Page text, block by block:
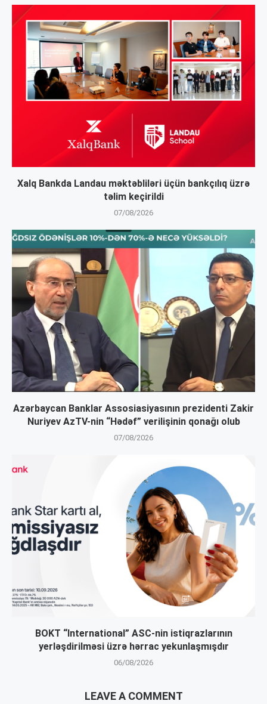
Xalq Bankda Landau məktəbliləri üçün bankçılıq üzrə
təlim keçirildi
07/08/2026
Azərbaycan Banklar Assosiasiyasının prezidenti Zakir
Nuriyev AzTV-nin “Hədəf” verilişinin qonağı olub
07/08/2026
BOKT “International” ASC-nin istiqrazlarının
yerləşdirilməsi üzrə hərrac yekunlaşmışdır
06/08/2026
LEAVE A COMMENT